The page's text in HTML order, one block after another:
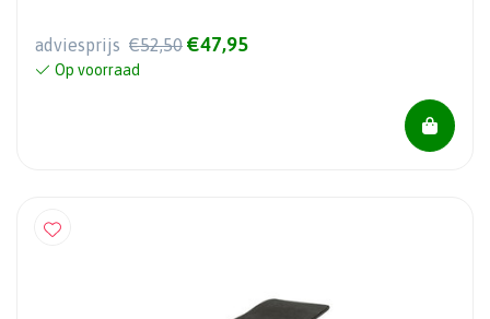
adviesprijs €52,50 €47,95
Op voorraad